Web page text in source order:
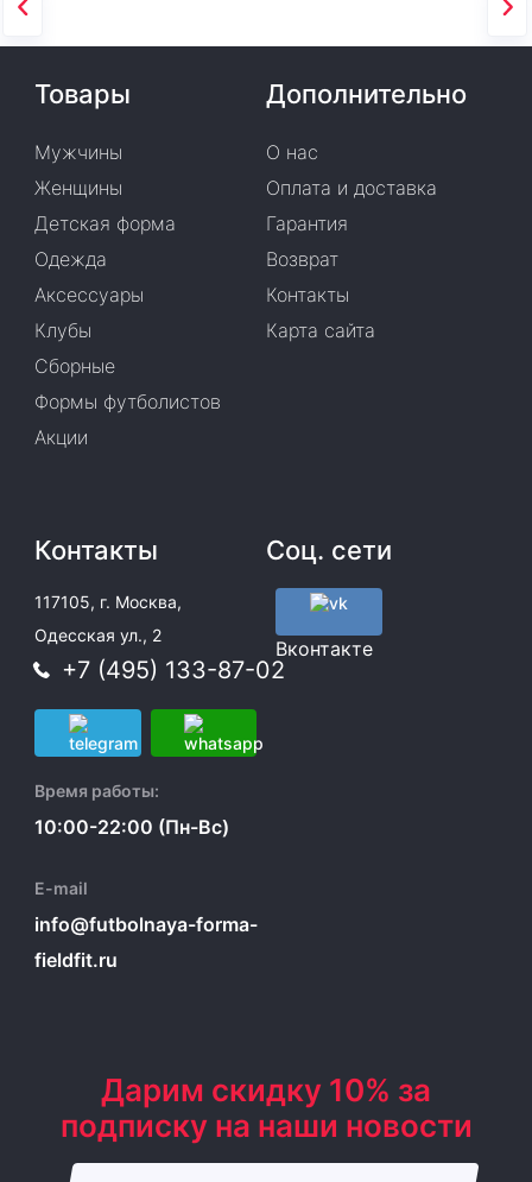
Товары
Мужчины
Женщины
Детская форма
Одежда
Аксессуары
Клубы
Сборные
Формы футболистов
Акции
Дополнительно
О нас
Оплата и доставка
Гарантия
Возврат
Контакты
Карта сайта
Контакты
117105, г. Москва,
Одесская ул., 2
+7 (495) 133-87-02
Время работы:
10:00-22:00 (Пн-Вс)
E-mail
info@futbolnaya-forma-
fieldfit.ru
Соц. сети
Вконтакте
Дарим скидку 10% за
подписку на наши новости